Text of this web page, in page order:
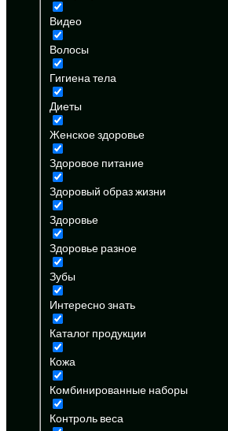
Видео
Волосы
Гигиена тела
Диеты
Женское здоровье
Здоровое питание
Здоровый образ жизни
Здоровье
Здоровье разное
Зубы
Интересно знать
Каталог продукции
Кожа
Комбинированные наборы
Контроль веса